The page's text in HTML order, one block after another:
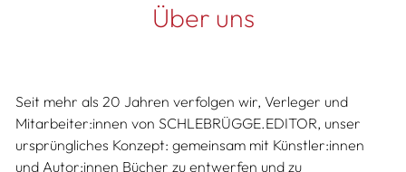
Über uns
Seit mehr als 20 Jahren verfolgen wir, Verleger und
Mitarbeiter:innen von SCHLEBRÜGGE.EDITOR, unser
ursprüngliches Konzept: gemeinsam mit Künstler:innen
und Autor:innen Bücher zu entwerfen und zu